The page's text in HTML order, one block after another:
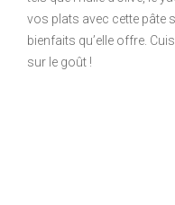
vos plats avec cette pâte
bienfaits qu’elle offre.
sur le goût !